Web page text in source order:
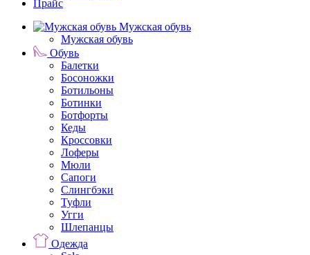
Прайс
Мужская обувь
Мужская обувь
Обувь
Балетки
Босоножки
Ботильоны
Ботинки
Ботфорты
Кеды
Кроссовки
Лоферы
Мюли
Сапоги
Слингбэки
Туфли
Угги
Шлепанцы
Одежда